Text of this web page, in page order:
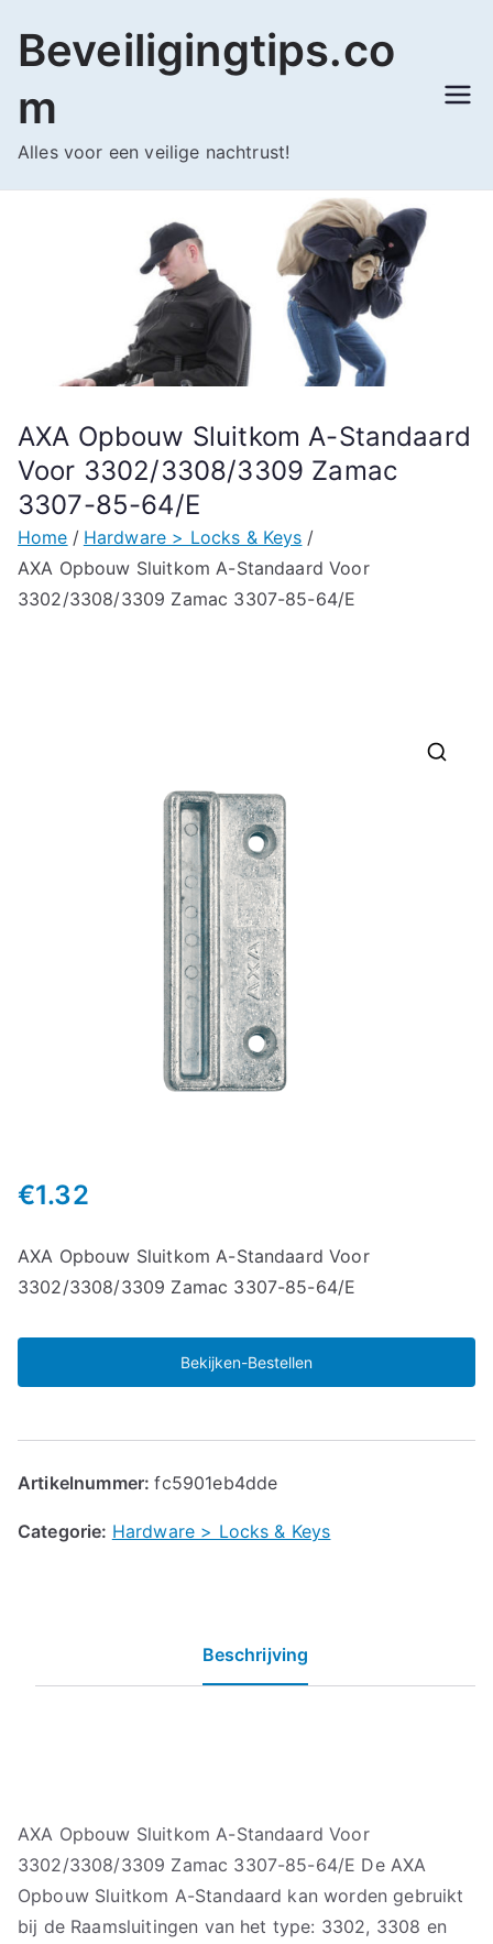
naar
inhoud
Beveiligingtips.co
m
Alles voor een veilige nachtrust!
AXA Opbouw Sluitkom A-Standaard
Voor 3302/3308/3309 Zamac
3307-85-64/E
Home
Hardware > Locks & Keys
AXA Opbouw Sluitkom A-Standaard Voor
3302/3308/3309 Zamac 3307-85-64/E
€1.32
AXA Opbouw Sluitkom A-Standaard Voor
3302/3308/3309 Zamac 3307-85-64/E
Bekijken-Bestellen
Artikelnummer:fc5901eb4dde
Categorie: Hardware > Locks & Keys
Beschrijving
AXA Opbouw Sluitkom A-Standaard Voor
3302/3308/3309 Zamac 3307-85-64/E De AXA
Opbouw Sluitkom A-Standaard kan worden gebruikt
bij de Raamsluitingen van het type: 3302, 3308 en